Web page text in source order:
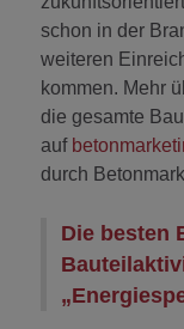
schon in der
weiteren
kommen. Mehr
die gesamte
auf
durch
Die besten